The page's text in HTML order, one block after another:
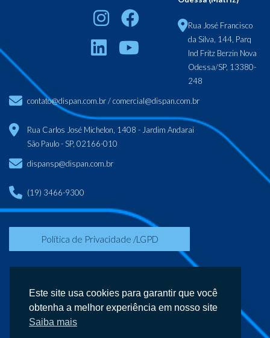
Rua José Francisco
da Silva, 144, Parq
Ind Fritz Berzin Nova
Odessa/SP, 13380-
248
contato@dispan.com.br/comercial@dispan.com.br
Rua Carlos José Michelon, 1408 - Jardim Andarai
São Paulo - SP, 02166-010
dispansp@dispan.com.br
(19) 3466-9300
Política de Privacidade /LGPD
Este site usa cookies para garantir que você
obtenha a melhor experiência em nosso site
Saiba mais